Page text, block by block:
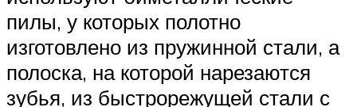
пилы, у которых полотно
изготовлено из пружинной стали, а
полоска, на которой нарезаются
зубья, из быстрорежущей стали с